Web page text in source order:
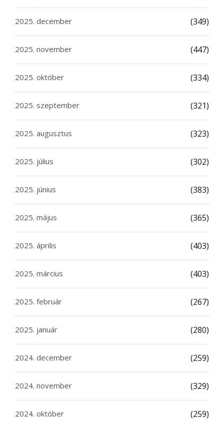
2025. december (349)
2025. november (447)
2025. október (334)
2025. szeptember (321)
2025. augusztus (323)
2025. július (302)
2025. június (383)
2025. május (365)
2025. április (403)
2025. március (403)
2025. február (267)
2025. január (280)
2024. december (259)
2024. november (329)
2024. október (259)